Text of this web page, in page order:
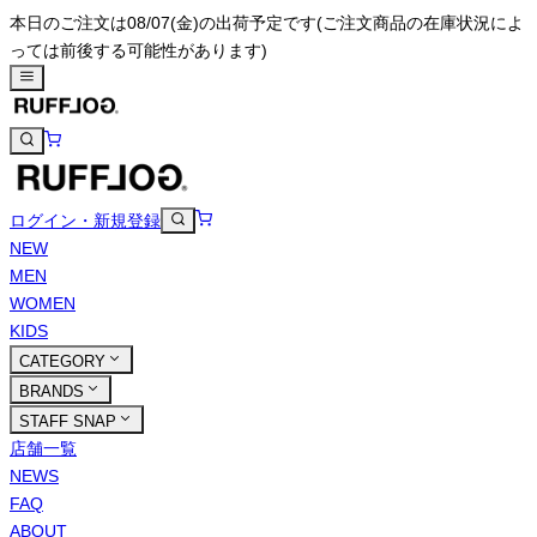
本日のご注文は08/07(金)の出荷予定です(ご注文商品の在庫状況によ
っては前後する可能性があります)
ログイン・新規登録
NEW
MEN
WOMEN
KIDS
CATEGORY
BRANDS
STAFF SNAP
店舗一覧
NEWS
FAQ
ABOUT